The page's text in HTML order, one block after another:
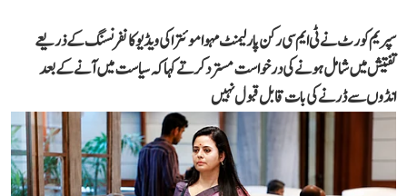
سپریم کورٹ نے ٹی ایم سی رکن پارلیمنٹ مہوا موئترا کی ویڈیو کانفرنسنگ کے ذریعے
تفتیش میں شامل ہونے کی درخواست مسترد کرتے کہا کہ سیاست میں آنے کے بعد
انڈوں سے ڈرنے کی بات قابل قبول نہیں